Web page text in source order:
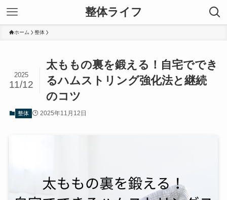
整体ライフ
ホーム 整体
太ももの裏を鍛える！自宅ででき
るハムストリング強化法と継続
のコツ
2025
11/12
整体 2025年11月12日